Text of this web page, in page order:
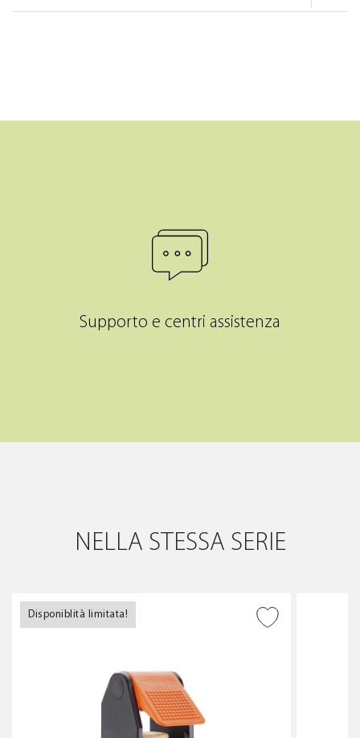
Supporto e centri assistenza
NELLA STESSA SERIE
Disponiblità limitata!